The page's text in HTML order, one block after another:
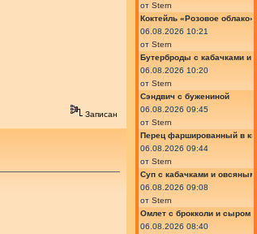
Записан
от Stern
Коктейль «Розовое
06.08.2026 10:21
от Stern
Бутерброды с кабачками и
06.08.2026 10:20
от Stern
Сэндвич с бужениной
06.08.2026 09:45
от Stern
Перец фаршированный в
06.08.2026 09:44
от Stern
Суп с кабачками и
06.08.2026 09:08
от Stern
Омлет с брокколи и сыром
06.08.2026 08:40